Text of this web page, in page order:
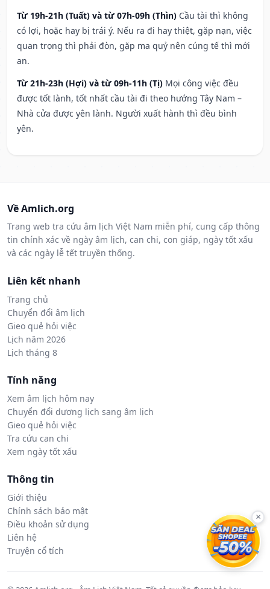
Từ 19h-21h (Tuất) và từ 07h-09h (Thìn) Cầu tài thì không
có lợi, hoặc hay bị trái ý. Nếu ra đi hay thiệt, gặp nạn, việc
quan trọng thì phải đòn, gặp ma quỷ nên cúng tế thì mới
an.
Từ 21h-23h (Hợi) và từ 09h-11h (Tị) Mọi công việc đều
được tốt lành, tốt nhất cầu tài đi theo hướng Tây Nam –
Nhà cửa được yên lành. Người xuất hành thì đều bình
yên.
Về Amlich.org
Trang web tra cứu âm lịch Việt Nam miễn phí, cung cấp thông
tin chính xác về ngày âm lịch, can chi, con giáp, ngày tốt xấu
và các ngày lễ tết truyền thống.
Liên kết nhanh
Trang chủ
Chuyển đổi âm lịch
Gieo quẻ hỏi việc
Lịch năm 2026
Lịch tháng 8
Tính năng
Xem âm lịch hôm nay
Chuyển đổi dương lịch sang âm lịch
Gieo quẻ hỏi việc
Tra cứu can chi
Xem ngày tốt xấu
Thông tin
Giới thiệu
Chính sách bảo mật
Điều khoản sử dụng
Liên hệ
Truyện cổ tích
×